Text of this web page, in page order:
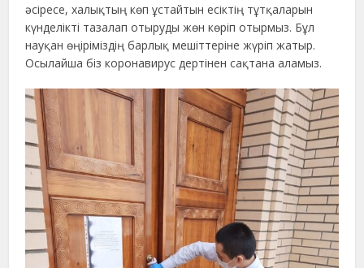
әсіресе, халықтың көп ұстайтын есіктің тұтқаларын
күнделікті тазалап отыруды жөн көріп отырмыз. Бұл
науқан өңіріміздің барлық мешіттеріне жүріп жатыр.
Осылайша біз коронавирус дертінен сақтана аламыз.